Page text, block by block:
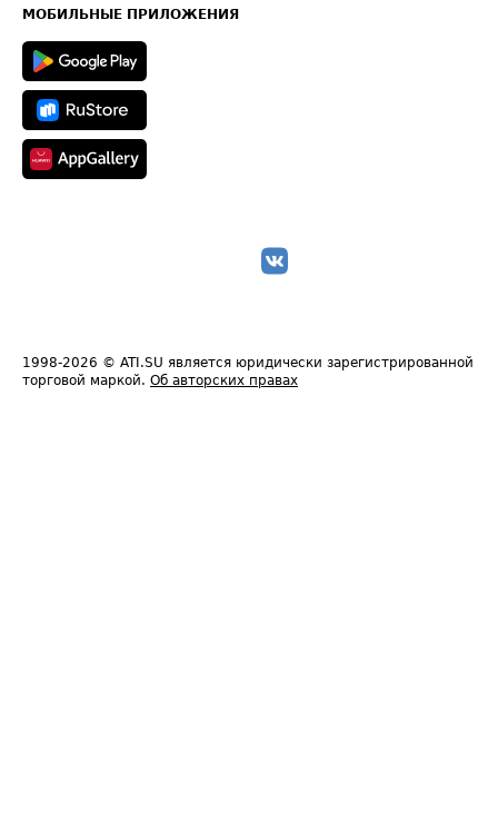
Техническая информация
МОБИЛЬНЫЕ ПРИЛОЖЕНИЯ
1998-2026 © ATI.SU является юридически зарегистрированной
торговой маркой. Об авторских правах